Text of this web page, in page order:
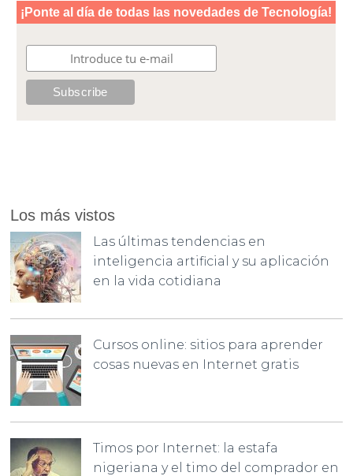
Los más vistos
Las últimas tendencias en
inteligencia artificial y su aplicación
en la vida cotidiana
Cursos online: sitios para aprender
cosas nuevas en Internet gratis
Timos por Internet: la estafa
nigeriana y el timo del comprador en